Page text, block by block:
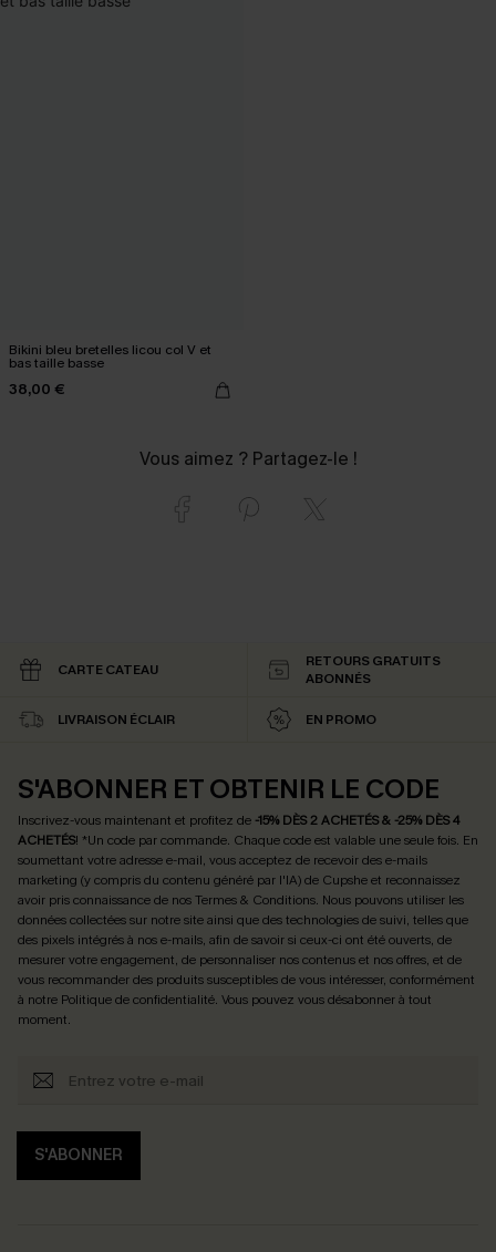
Bikini bleu bretelles licou col V et
bas taille basse
38,00 €
Vous aimez ? Partagez-le !
CARTE CATEAU
RETOURS GRATUITS
ABONNÉS
LIVRAISON ÉCLAIR EN PROMO
S'ABONNER ET OBTENIR LE CODE
Inscrivez-vous maintenant et profitez de -15% DÈS 2 ACHETÉS & -25% DÈS 4
ACHETÉS! *Un code par commande. Chaque code est valable une seule fois. En
soumettant votre adresse e-mail, vous acceptez de recevoir des e-mails
marketing (y compris du contenu généré par l'IA) de Cupshe et reconnaissez
avoir pris connaissance de nosTermes & Conditions. Nous pouvons utiliser les
données collectées sur notre site ainsi que des technologies de suivi, telles que
des pixels intégrés à nos e-mails, afin de savoir si ceux-ci ont été ouverts, de
mesurer votre engagement, de personnaliser nos contenus et nos offres, et de
vous recommander des produits susceptibles de vous intéresser, conformément
à notre Politique de confidentialité. Vous pouvez vous désabonner à tout
moment.
S'ABONNER